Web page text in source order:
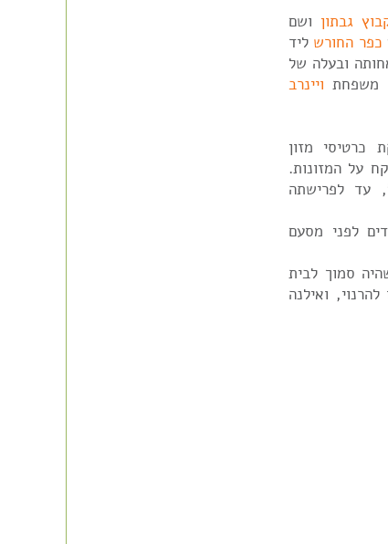
גבתון ושם
כפר החורש ליד
וגרה עם אחותה ובעלה של
משפחת ויינרב
כרטיסי מזון
על המזונות.
עד לפרישתה
לפני מסעם
שהיה סמוך לבית
ואילנה